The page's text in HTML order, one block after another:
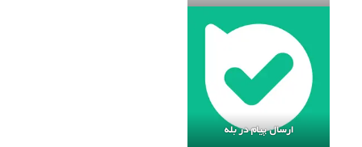
ارسال پیام در بله